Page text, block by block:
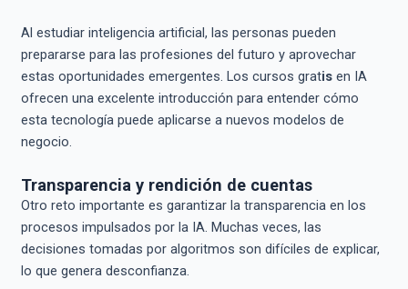
Al estudiar inteligencia artificial, las personas pueden
prepararse para las profesiones del futuro y aprovechar
estas oportunidades emergentes. Los cursos gratisen IA
ofrecen una excelente introducción para entender cómo
esta tecnología puede aplicarse a nuevos modelos de
negocio.
Transparencia y rendición de cuentas
Otro reto importante es garantizar la transparencia en los
procesos impulsados por la IA. Muchas veces, las
decisiones tomadas por algoritmos son difíciles de explicar,
lo que genera desconfianza.